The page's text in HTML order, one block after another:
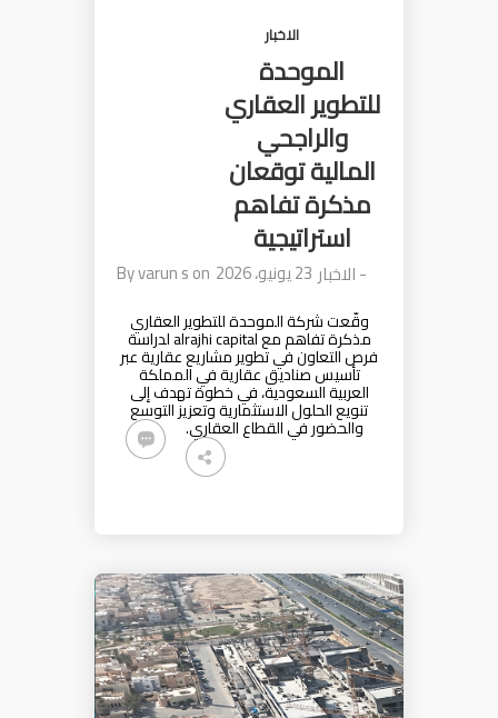
الاخبار
الموحدة
للتطوير العقاري
والراجحي
المالية توقعان
مذكرة تفاهم
استراتيجية
Byvarun son 23 يونيو، 2026 -الاخبار
وقّعت شركة الموحدة للتطوير العقاري
مذكرة تفاهم مع alrajhi capital لدراسة
فرص التعاون في تطوير مشاريع عقارية عبر
تأسيس صناديق عقارية في المملكة
العربية السعودية، في خطوة تهدف إلى
تنويع الحلول الاستثمارية وتعزيز التوسع
والحضور في القطاع العقاري.